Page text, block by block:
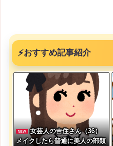
⚡おすすめ記事紹介
NEW
女芸人の吉住さん（36）
メイクしたら普通に美人の部類